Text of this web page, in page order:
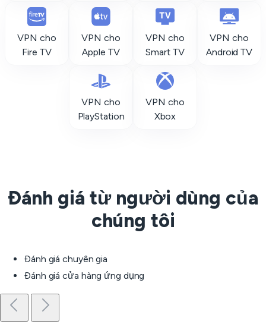
VPN cho
Fire TV
VPN cho
Apple TV
VPN cho
Smart TV
VPN cho
Android TV
VPN cho
PlayStation
VPN cho
Xbox
Đánh giá từ người dùng của
chúng tôi
Đánh giá chuyên gia
Đánh giá cửa hàng ứng dụng